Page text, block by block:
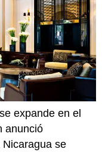
expande en el
anunció
se